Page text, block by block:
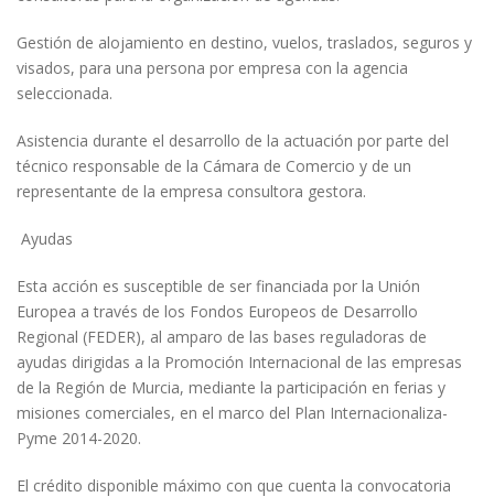
Gestión de alojamiento en destino, vuelos, traslados, seguros y
visados, para una persona por empresa con la agencia
seleccionada.
Asistencia durante el desarrollo de la actuación por parte del
técnico responsable de la Cámara de Comercio y de un
representante de la empresa consultora gestora.
Ayudas
Esta acción es susceptible de ser financiada por la Unión
Europea a través de los Fondos Europeos de Desarrollo
Regional (FEDER), al amparo de las bases reguladoras de
ayudas dirigidas a la Promoción Internacional de las empresas
de la Región de Murcia, mediante la participación en ferias y
misiones comerciales, en el marco del Plan Internacionaliza-
Pyme 2014-2020.
El crédito disponible máximo con que cuenta la convocatoria